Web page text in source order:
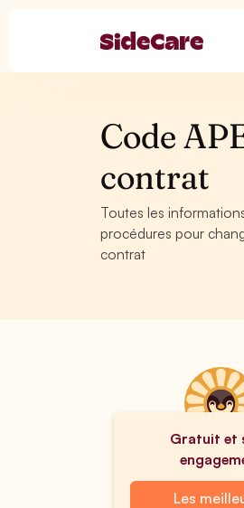
Code
contrat
Toutes les
procédures pour
contrat
Gratuit et
Les